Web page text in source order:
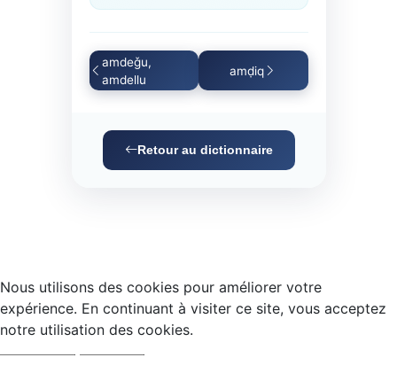
amdeǧu,
amdellu
amḍiq
Retour au dictionnaire
Nous utilisons des cookies pour améliorer votre
expérience. En continuant à visiter ce site, vous acceptez
notre utilisation des cookies.